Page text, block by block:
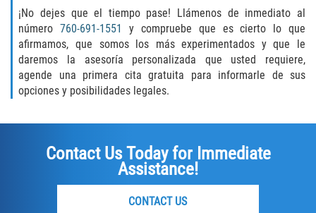
Unemployment Insurance Fraud
Workers Comp Fraud
Other Crimes
Post Conviction Matters
Petition to Vacate Murder Conviction
¡No dejes que el tiempo pase! Llámenos de inmediato al
número760-691-1551
y compruebe que es cierto lo que
afirmamos, que somos los más experimentados y que le
daremos la asesoría personalizada que usted requiere,
agende una primera cita gratuita para informarle de sus
opciones y posibilidades legales.
Contact Us Today for Immediate
Assistance!
CONTACT US